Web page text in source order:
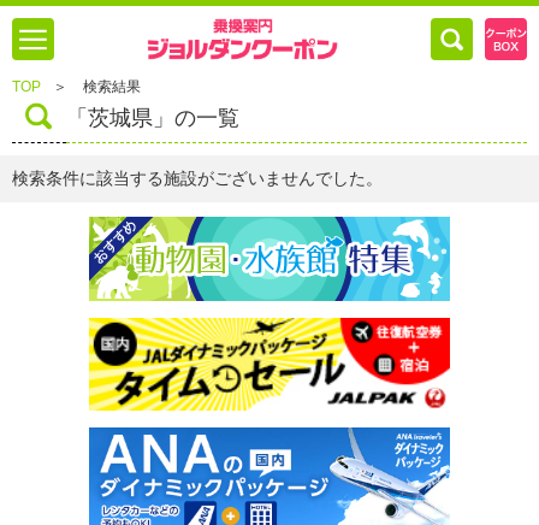
TOP ＞ 検索結果
「茨城県」の一覧
検索条件に該当する施設がございませんでした。